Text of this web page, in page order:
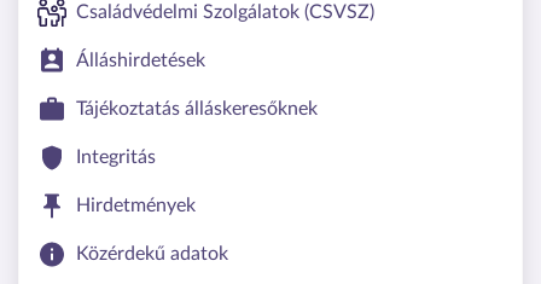
Családvédelmi Szolgálatok (CSVSZ)
Álláshirdetések
Tájékoztatás álláskeresőknek
Integritás
Hirdetmények
Közérdekű adatok